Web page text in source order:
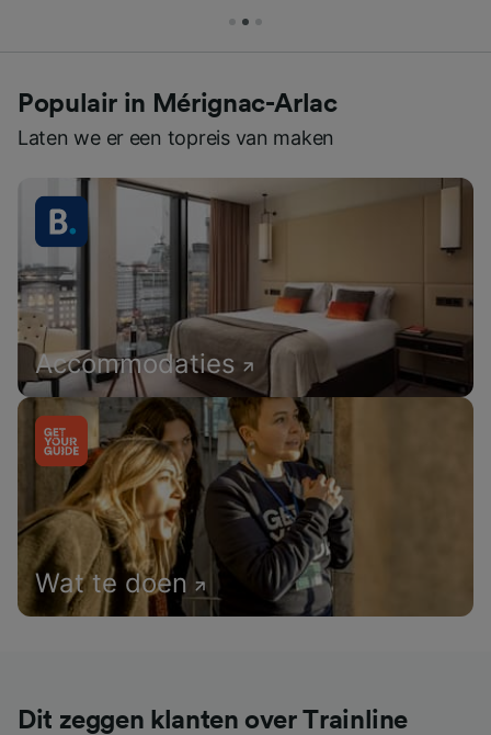
Populair in Mérignac-Arlac
Laten we er een topreis van maken
Accommodaties
Wat te doen
Dit zeggen klanten over Trainline